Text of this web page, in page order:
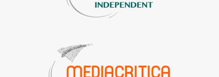
Jurnalism va asigura financiar deplasarea și cazarea
beneficiarilor din regiuni.